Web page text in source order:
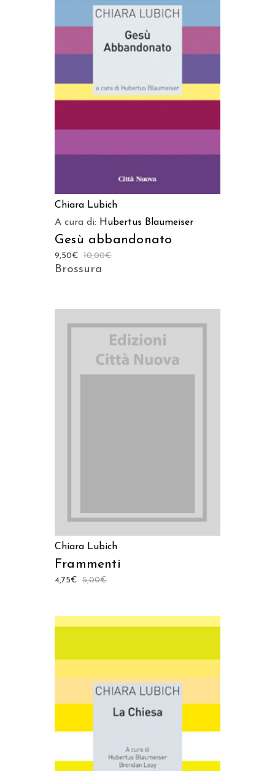
Chiara Lubich
A cura di: Hubertus Blaumeiser
Gesù abbandonato
10,00€
9,50€
Brossura
Chiara Lubich
Frammenti
5,00€
4,75€